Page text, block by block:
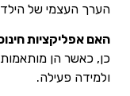
הערך העצמי של
האם אפליקציות
כן, כאשר הן מותאמות
ולמידה פעילה.